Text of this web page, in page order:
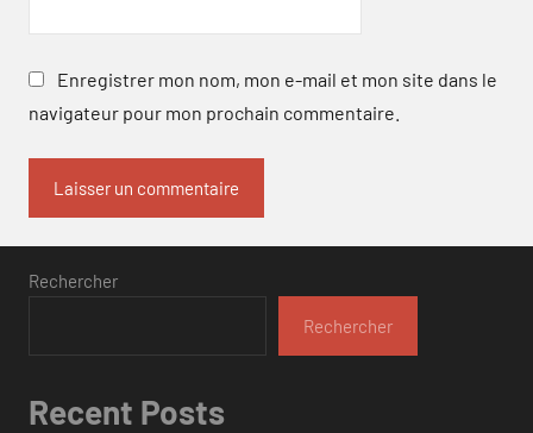
Enregistrer mon nom, mon e-mail et mon site dans le
navigateur pour mon prochain commentaire.
Rechercher
Rechercher
Recent Posts